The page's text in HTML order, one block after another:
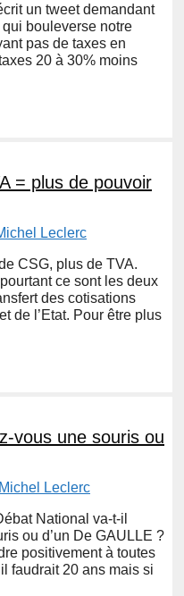
un tweet demandant
bouleverse notre
pas de taxes en
20 à 30% moins
= plus de pouvoir
Leclerc
CSG, plus de TVA.
ce sont les deux
des cotisations
de l’Etat. Pour être plus
vous une souris ou
Michel Leclerc
National va-t-il
ou d’un De GAULLE ?
positivement à toutes
faudrait 20 ans mais si